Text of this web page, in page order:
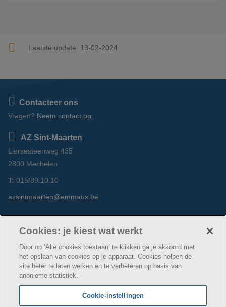
Laatste update: 13-02-2024
Contacteer ons
Vragen? Neem contact op.
AZ Sint-Maarten
Liersesteenweg 435
2800 Mechelen
T: 015/89.10.10
azsintmaarten@emmaus.be
sint-maarten/
© AZ Sint-Maarten
Cookie verklaring
Privacybeleid
Webtoegankelijkheidsverklaring
Cookies: je kiest wat werkt
Door op ‘Alle cookies toestaan’ te klikken ga je akkoord met
het opslaan van cookies op je apparaat. Cookies helpen de
site beter te laten werken en te verbeteren op basis van
anonieme statistiek.
Cookie-instellingen